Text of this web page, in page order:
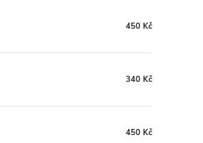
450 Kč
340 Kč
450 Kč